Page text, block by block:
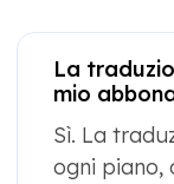
La
mio
Sì. La
ogni piano,